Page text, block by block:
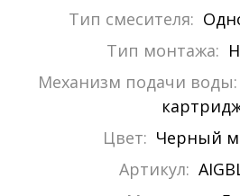
Тип смесителя:
Тип монтажа:
Механизм подачи воды:
Цвет: Черный
Артикул: